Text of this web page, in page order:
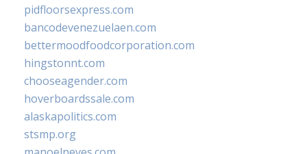
pidfloorsexpress.com
bancodevenezuelaen.com
bettermoodfoodcorporation.com
hingstonnt.com
chooseagender.com
hoverboardssale.com
alaskapolitics.com
stsmp.org